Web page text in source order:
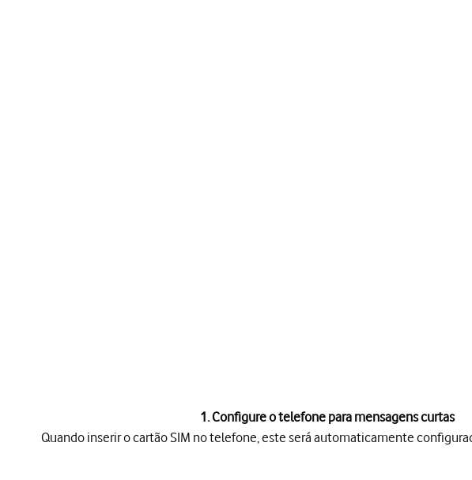
1. Configure o telefone para mensagens curtas
Quando inserir o cartão SIM no telefone, este será automaticamente